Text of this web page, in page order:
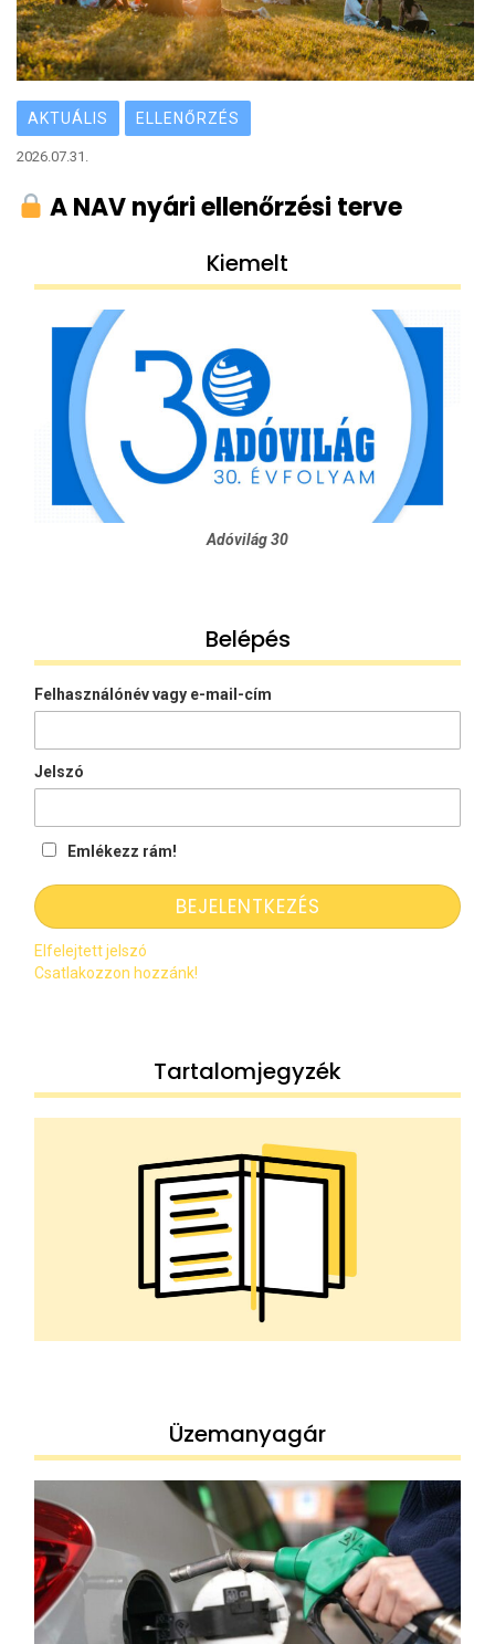
AKTUÁLIS ELLENŐRZÉS
2026.07.31.
A NAV nyári ellenőrzési terve
Kiemelt
Adóvilág 30
Belépés
Felhasználónév vagy e-mail-cím
Jelszó
Emlékezz rám!
Elfelejtett jelszó
Csatlakozzon hozzánk!
Tartalomjegyzék
Üzemanyagár